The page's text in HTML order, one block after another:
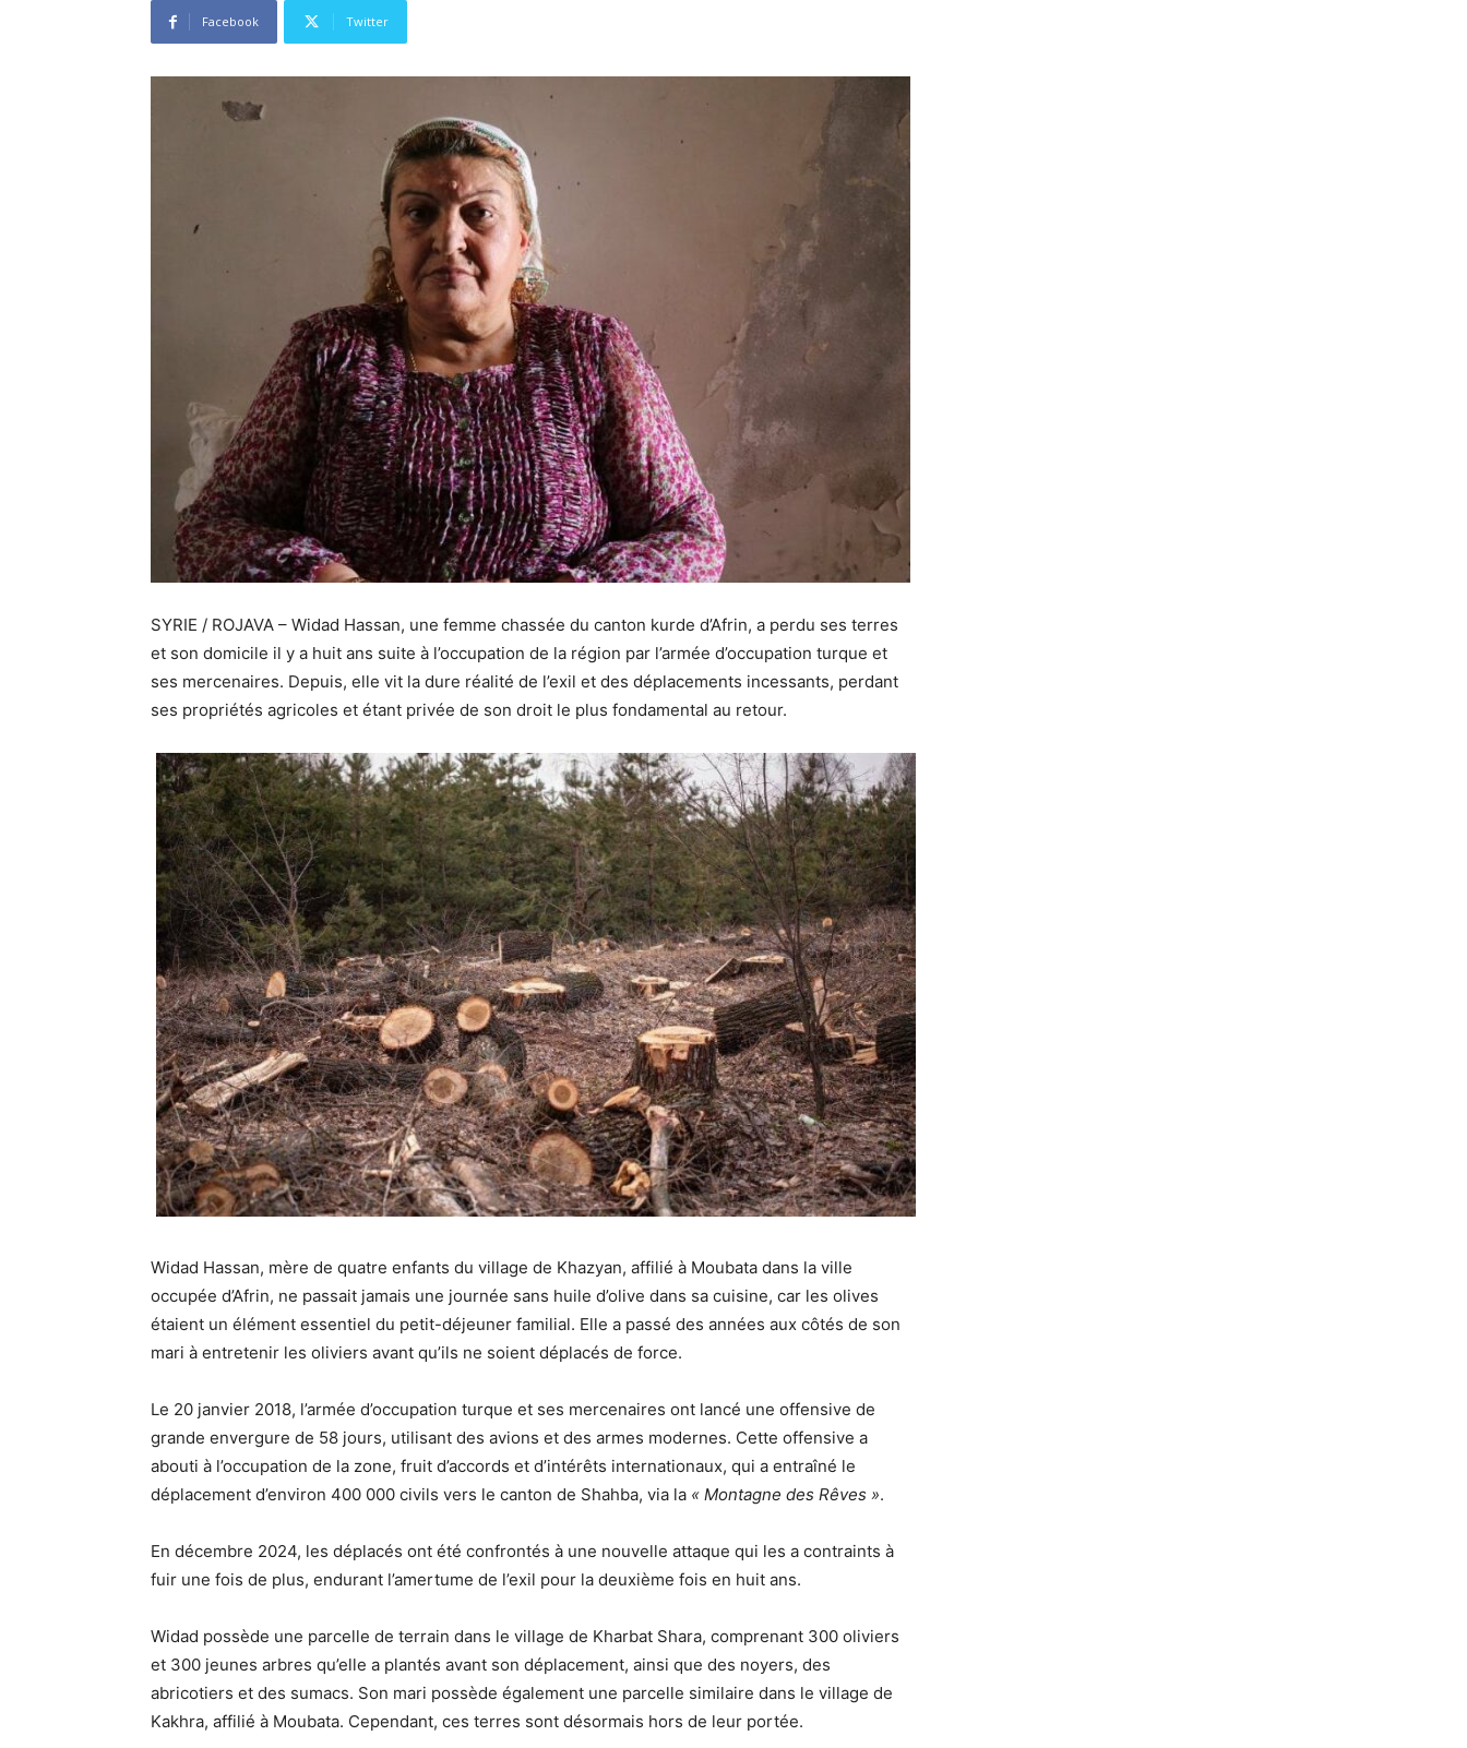
Facebook Twitter
SYRIE / ROJAVA – Widad Hassan, une femme chassée du canton kurde d’Afrin, a perdu ses terres
et son domicile il y a huit ans suite à l’occupation de la région par l’armée d’occupation turque et
ses mercenaires. Depuis, elle vit la dure réalité de l’exil et des déplacements incessants, perdant
ses propriétés agricoles et étant privée de son droit le plus fondamental au retour.
Widad Hassan, mère de quatre enfants du village de Khazyan, affilié à Moubata dans la ville
occupée d’Afrin, ne passait jamais une journée sans huile d’olive dans sa cuisine, car les olives
étaient un élément essentiel du petit-déjeuner familial. Elle a passé des années aux côtés de son
mari à entretenir les oliviers avant qu’ils ne soient déplacés de force.
Le 20 janvier 2018, l’armée d’occupation turque et ses mercenaires ont lancé une offensive de
grande envergure de 58 jours, utilisant des avions et des armes modernes. Cette offensive a
abouti à l’occupation de la zone, fruit d’accords et d’intérêts internationaux, qui a entraîné le
déplacement d’environ 400 000 civils vers le canton de Shahba, via la « Montagne des Rêves ».
En décembre 2024, les déplacés ont été confrontés à une nouvelle attaque qui les a contraints à
fuir une fois de plus, endurant l’amertume de l’exil pour la deuxième fois en huit ans.
Widad possède une parcelle de terrain dans le village de Kharbat Shara, comprenant 300 oliviers
et 300 jeunes arbres qu’elle a plantés avant son déplacement, ainsi que des noyers, des
abricotiers et des sumacs. Son mari possède également une parcelle similaire dans le village de
Kakhra, affilié à Moubata. Cependant, ces terres sont désormais hors de leur portée.